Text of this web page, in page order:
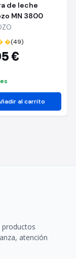
de leche
MN 3800
�(49)
€
al carrito
productos
atención